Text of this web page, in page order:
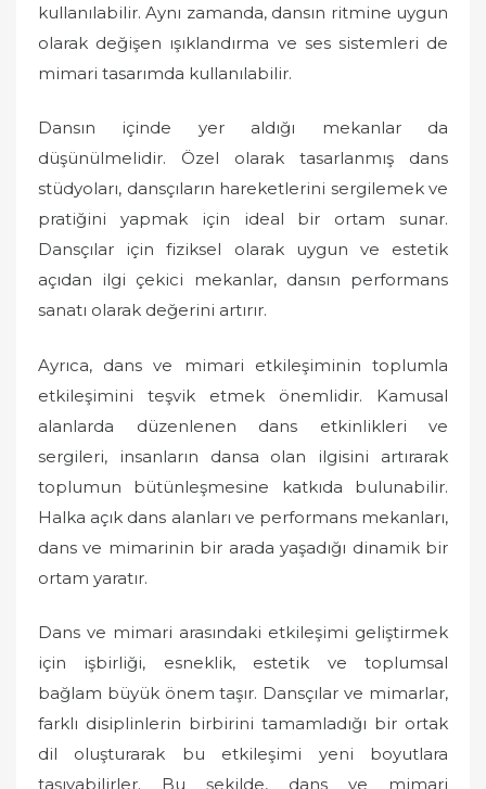
kullanılabilir. Aynı zamanda, dansın ritmine uygun
olarak değişen ışıklandırma ve ses sistemleri de
mimari tasarımda kullanılabilir.
Dansın içinde yer aldığı mekanlar da
düşünülmelidir. Özel olarak tasarlanmış dans
stüdyoları, dansçıların hareketlerini sergilemek ve
pratiğini yapmak için ideal bir ortam sunar.
Dansçılar için fiziksel olarak uygun ve estetik
açıdan ilgi çekici mekanlar, dansın performans
sanatı olarak değerini artırır.
Ayrıca, dans ve mimari etkileşiminin toplumla
etkileşimini teşvik etmek önemlidir. Kamusal
alanlarda düzenlenen dans etkinlikleri ve
sergileri, insanların dansa olan ilgisini artırarak
toplumun bütünleşmesine katkıda bulunabilir.
Halka açık dans alanları ve performans mekanları,
dans ve mimarinin bir arada yaşadığı dinamik bir
ortam yaratır.
Dans ve mimari arasındaki etkileşimi geliştirmek
için işbirliği, esneklik, estetik ve toplumsal
bağlam büyük önem taşır. Dansçılar ve mimarlar,
farklı disiplinlerin birbirini tamamladığı bir ortak
dil oluşturarak bu etkileşimi yeni boyutlara
taşıyabilirler. Bu şekilde, dans ve mimari